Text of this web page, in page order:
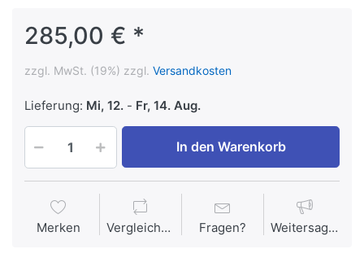
285,00 € *
zzgl. MwSt. (19%) zzgl. Versandkosten
Lieferung: Mi, 12. - Fr, 14. Aug.
In den Warenkorb
Merken Vergleichen Fragen? Weitersagen